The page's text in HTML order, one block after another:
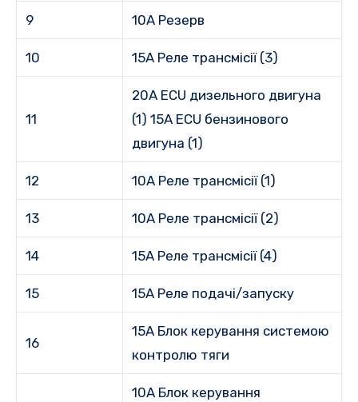
9 10A Резерв
10 15A Реле трансмісії (3)
11
20A ECU дизельного двигуна
(1) 15A ECU бензинового
двигуна (1)
12 10A Реле трансмісії (1)
13 10A Реле трансмісії (2)
14 15A Реле трансмісії (4)
15 15A Реле подачі/запуску
16
15A Блок керування системою
контролю тяги
10A Блок керування